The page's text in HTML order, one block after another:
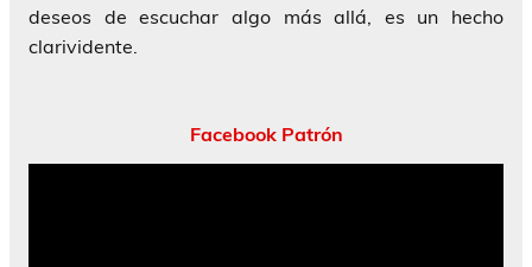
deseos de escuchar algo más allá, es un hecho
clarividente.
Facebook Patrón